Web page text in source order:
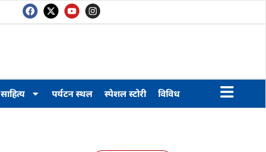
साहित्य पर्यटन स्थल स्पेशल स्टोरी विविध